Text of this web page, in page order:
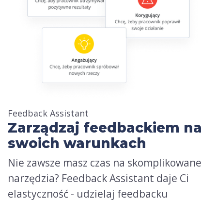
Feedback Assistant
Zarządzaj feedbackiem na
swoich warunkach
Nie zawsze masz czas na skomplikowane
narzędzia? Feedback Assistant daje Ci
elastyczność - udzielaj feedbacku